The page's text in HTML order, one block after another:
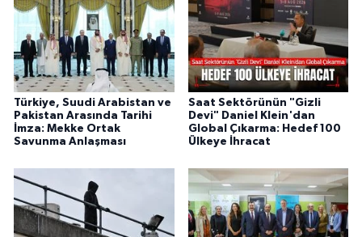
Türkiye, Suudi Arabistan ve
Pakistan Arasında Tarihi
İmza: Mekke Ortak
Savunma Anlaşması
Saat Sektörünün "Gizli
Devi" Daniel Klein'dan
Global Çıkarma: Hedef 100
Ülkeye İhracat